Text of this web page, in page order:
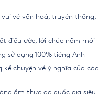
về văn hoá, truyền thống,
điều ước, lời chúc năm mới
sử dụng 100% tiếng Anh
kể chuyện về ý nghĩa của các
ẩm thực đa quốc gia siêu